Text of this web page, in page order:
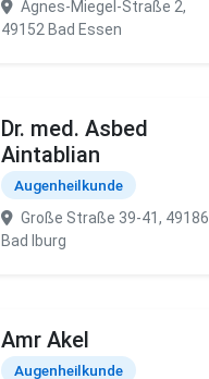
Agnes-Miegel-Straße 2,
49152 Bad Essen
Dr. med. Asbed
Aintablian
Augenheilkunde
Große Straße 39-41, 49186
Bad Iburg
Amr Akel
Augenheilkunde